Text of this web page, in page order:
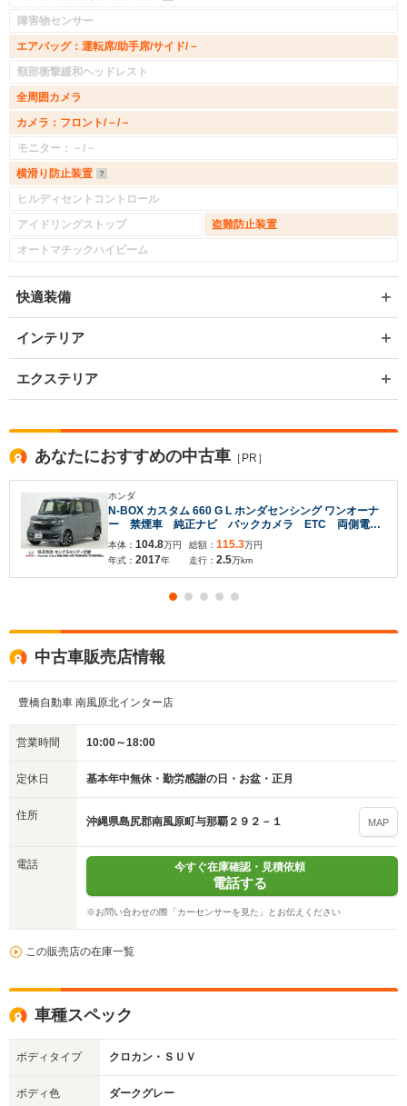
障害物センサー
エアバッグ：運転席/助手席/サイド/－
頸部衝撃緩和ヘッドレスト
全周囲カメラ
カメラ：フロント/－/－
モニター：－/－
横滑り防止装置
ヒルディセントコントロール
アイドリングストップ
盗難防止装置
オートマチックハイビーム
快適装備
インテリア
エクステリア
あなたにおすすめの中古車 ［PR］
ホンダ
N-BOX カスタム 660 G L ホンダセンシング ワンオーナ
ー 禁煙車 純正ナビ バックカメラ ETC 両側電動
スライドドア アダプティブクルーズコントール
Bluetooth DVD USB 純正アルミホイール オート
ハイビーム スマートキー2個
本体： 104.8万円
年式： 2017年
総額： 115.3万円
走行： 2.5万km
中古車販売店情報
豊橋自動車 南風原北インター店
営業時間 10:00～18:00
定休日 基本年中無休・勤労感謝の日・お盆・正月
住所 沖縄県島尻郡南風原町与那覇２９２－１ MAP
電話 今すぐ在庫確認・見積依頼
電話する
※お問い合わせの際「カーセンサーを見た」とお伝えください
この販売店の在庫一覧
車種スペック
ボディタイプ クロカン・ＳＵＶ
ボディ色 ダークグレー
※次回問い合わせをする際に自動入力されます
いいえ